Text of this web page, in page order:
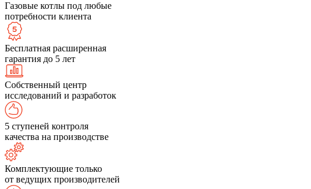
Газовые котлы под любые
потребности клиента
Бесплатная расширенная
гарантия до 5 лет
Собственный центр
исследований и разработок
5 ступеней контроля
качества на производстве
Комплектующие только
от ведущих производителей